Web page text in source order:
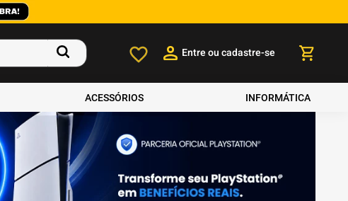
Entre ou cadastre-se
ACESSÓRIOS INFORMÁTICA